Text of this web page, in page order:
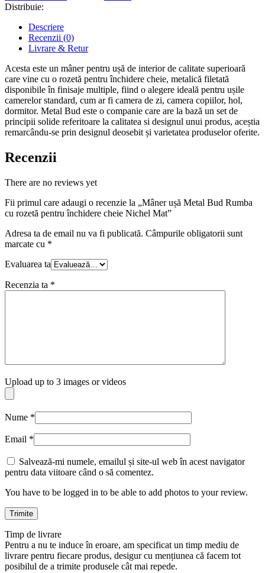
Distribuie:
Descriere
Recenzii (0)
Livrare & Retur
Acesta este un mâner pentru ușă de interior de calitate superioară
care vine cu o rozetă pentru închidere cheie, metalică filetată
disponibile în finisaje multiple, fiind o alegere ideală pentru ușile
camerelor standard, cum ar fi camera de zi, camera copiilor, hol,
dormitor. Metal Bud este o companie care are la bază un set de
principii solide referitoare la calitatea si designul unui produs, aceștia
remarcându-se prin designul deosebit și varietatea produselor oferite.
Recenzii
There are no reviews yet
Fii primul care adaugi o recenzie la „Mâner ușă Metal Bud Rumba
cu rozetă pentru închidere cheie Nichel Mat”
Adresa ta de email nu va fi publicată. Câmpurile obligatorii sunt
marcate cu *
Evaluarea ta
Recenzia ta *
Upload up to 3 images or videos
Nume *
Email *
Salvează-mi numele, emailul și site-ul web în acest navigator
pentru data viitoare când o să comentez.
You have to be logged in to be able to add photos to your review.
Timp de livrare
Pentru a nu te induce în eroare, am specificat un timp mediu de
livrare pentru fiecare produs, desigur cu mențiunea că facem tot
posibilul de a trimite produsele cât mai repede.